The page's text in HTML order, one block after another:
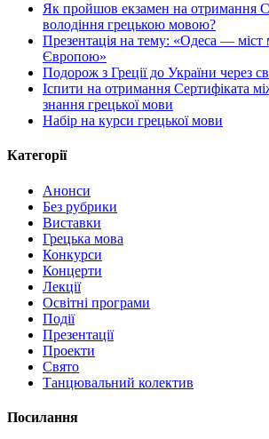
Як пройшов екзамен на отримання
володіння грецькою мовою?
Презентація на тему: «Одеса — міст
Європою»
Подорож з Греції до України через
Іспити на отримання Сертифіката
знання грецької мови
Набір на курси грецької мови
Категорії
Анонси
Без рубрики
Виставки
Грецька мова
Конкурси
Концерти
Лекції
Освітні програми
Події
Презентації
Проекти
Свято
Танцювальний колектив
Посилання